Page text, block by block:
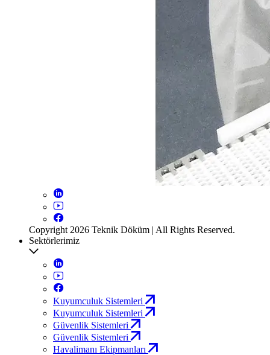
Copyright 2026 Teknik Döküm | All Rights Reserved.
Sektörlerimiz
Kuyumculuk Sistemleri
Kuyumculuk Sistemleri
Güvenlik Sistemleri
Güvenlik Sistemleri
Havalimanı Ekipmanları